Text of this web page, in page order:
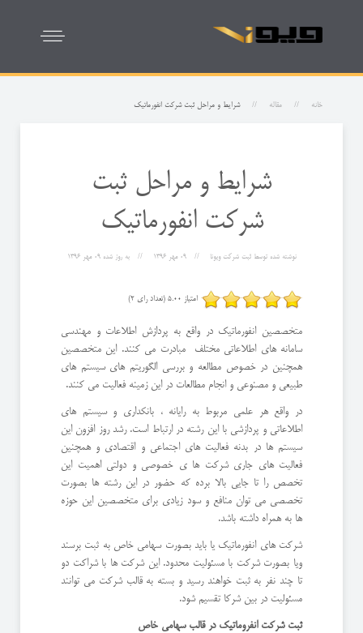
خانه مقاله شرایط و مراحل ثبت شرکت انفورماتیک
شرایط و مراحل ثبت
شرکت انفورماتیک
نوشته شده توسطثبت شرکت ویونا 09 مهر 1396 به روز شده09 مهر 1396
امتیاز 5.00 (تعداد رای 2)
متخصصین انفورماتیک در واقع به پردازش اطلاعات و مهندسی
سامانه های اطلاعاتی مختلف مبادرت می کنند. این متخصصین
همچنین در خصوص مطالعه و بررسی الگوریتم های سیستم های
طبیعی و مصنوعی و انجام مطالعات در این زمینه فعالیت می کنند.
در واقع هر علمی مربوط به رایانه ، بانکداری و سیستم های
اطلاعاتی و پردازشی با این رشته در ارتباط است. رشد روز افزون این
سیستم ها در بدنه فعالیت های اجتماعی و اقتصادی و همچنین
فعالیت های جاری شرکت ها ی خصوصی و دولتی اهمیت این
تخصص را تا جایی بالا برده که حضور در این رشته ها بصورت
تخصصی می توان منافع و سود زیادی برای متخصصین این حوزه
ها به همراه داشته باشد.
شرکت های انفورماتیک یا باید بصورت سهامی خاص به ثبت برسند
ویا بصورت شرکت با مسئولیت محدود. این شرکت ها با شراکت دو
تا چند نفر به ثبت خواهند رسید و بسته به قالب شرکت می توانند
مسئولیت در بین شرکا تقسیم شود.
ثبت شرکت انفروماتیک در قالب سهامی خاص